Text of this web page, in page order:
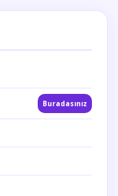
Buradasınız